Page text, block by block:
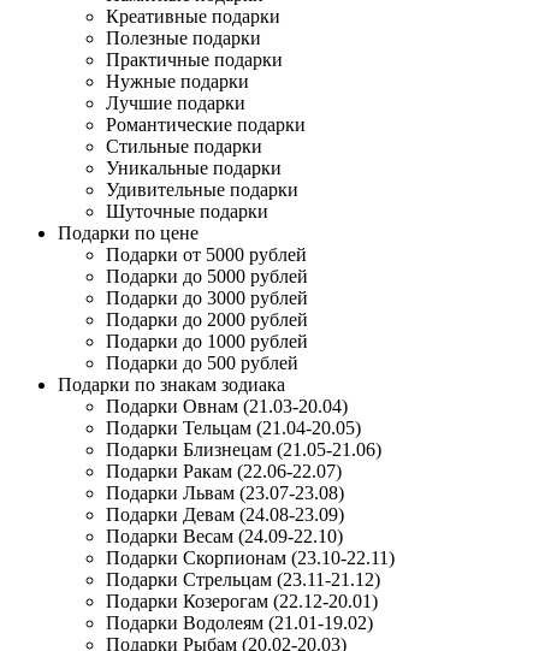
Креативные подарки
Полезные подарки
Практичные подарки
Нужные подарки
Лучшие подарки
Романтические подарки
Стильные подарки
Уникальные подарки
Удивительные подарки
Шуточные подарки
Подарки по цене
Подарки от 5000 рублей
Подарки до 5000 рублей
Подарки до 3000 рублей
Подарки до 2000 рублей
Подарки до 1000 рублей
Подарки до 500 рублей
Подарки по знакам зодиака
Подарки Овнам (21.03-20.04)
Подарки Тельцам (21.04-20.05)
Подарки Близнецам (21.05-21.06)
Подарки Ракам (22.06-22.07)
Подарки Львам (23.07-23.08)
Подарки Девам (24.08-23.09)
Подарки Весам (24.09-22.10)
Подарки Скорпионам (23.10-22.11)
Подарки Стрельцам (23.11-21.12)
Подарки Козерогам (22.12-20.01)
Подарки Водолеям (21.01-19.02)
Подарки Рыбам (20.02-20.03)